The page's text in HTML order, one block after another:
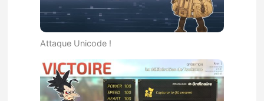
Attaque Unicode !